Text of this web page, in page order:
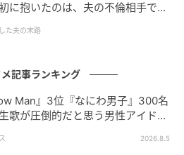
票が集まる
トが多数寄せられました。今
目していきたいですね。
たアンケートの回答者300名
に抱いたのは、夫の不倫相手でし
た夫の末路
記事ランキング
Man』3位『なにわ男子』300名
歌が圧倒的だと思う男性アイドル
2026.8.5